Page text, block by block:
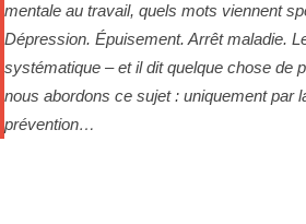
mentale au travail, quels mots viennent
Dépression. Épuisement. Arrêt maladie.
systématique – et il dit quelque chose de
nous abordons ce sujet : uniquement par
prévention…